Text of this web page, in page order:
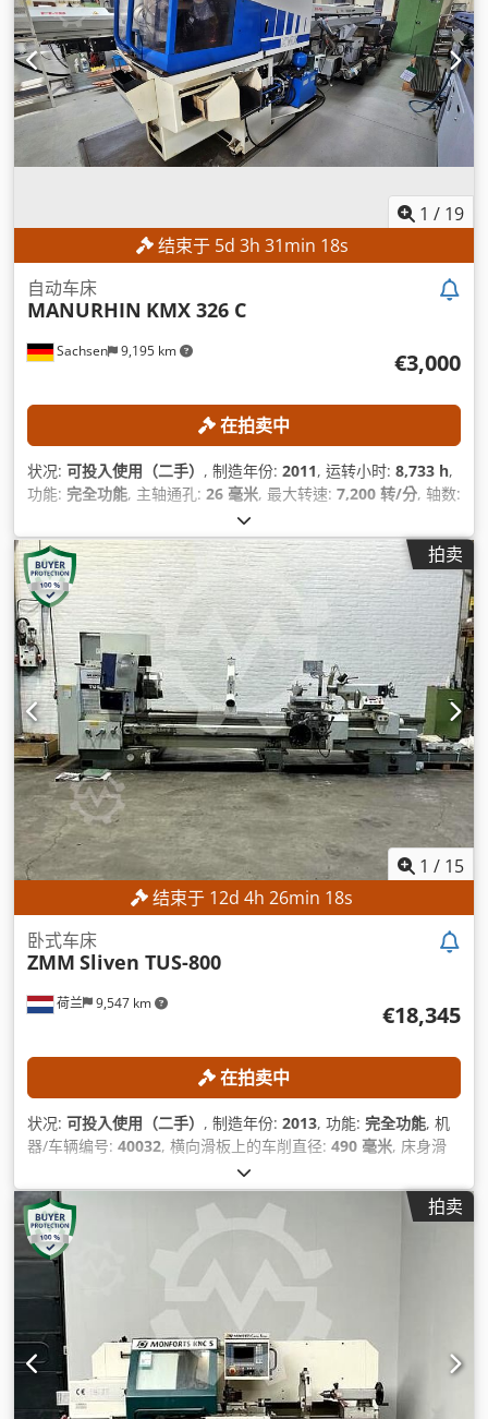
1 / 19
结束于 5d 3h 31min 17s
Sachsen 9,195 km
自动车床
MANURHIN KMX 326 C
€3,000
在拍卖中
状况: 可投入使用（二手） , 制造年份: 2011, 运转小时: 8,733 h,
功能: 完全功能, 主轴通孔: 26 毫米, 最大转速: 7,200 转/分, 轴数:
拍卖
1 / 15
结束于 12d 4h 26min 17s
荷兰 9,547 km
卧式车床
ZMM Sliven TUS-800
€18,345
在拍卖中
状况: 可投入使用（二手） , 制造年份: 2013, 功能: 完全功能, 机
器/车辆编号: 40032, 横向滑板上的车削直径: 490 毫米, 床身滑
, 中心高度:
大）:1,000 转/分, 工件重量（最大）:5,000 千克,
拍卖